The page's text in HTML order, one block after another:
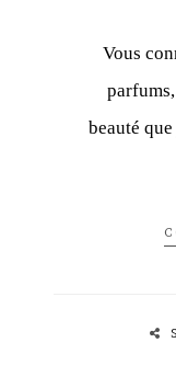
Vous
beauté